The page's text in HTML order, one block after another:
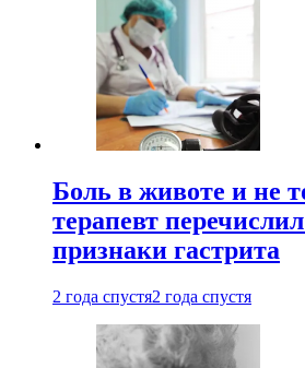
Боль в животе и не
терапевт
признаки гастрита
2 года спустя2 года спустя